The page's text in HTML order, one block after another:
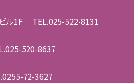
ビル1F TEL.025-522-8131
520-8637
72-3627